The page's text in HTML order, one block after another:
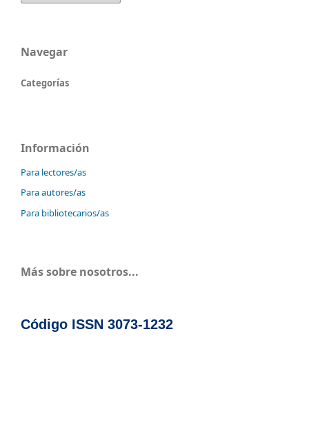
Navegar
Categorías
Información
Para lectores/as
Para autores/as
Para bibliotecarios/as
Más sobre nosotros...
Código ISSN 3073-1232